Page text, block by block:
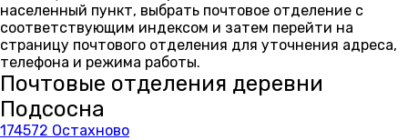
населенный пункт, выбрать почтовое отделение с
соответствующим индексом и затем перейти на
страницу почтового отделения для уточнения адреса,
телефона и режима работы.
Почтовые отделения деревни
Подсосна
174572 Остахново